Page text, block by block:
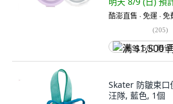
酷澎直售 ∙ 免運 ∙
(205)
满 $1,500 再
Skater 防皺束口
汪隊, 藍色, 1個